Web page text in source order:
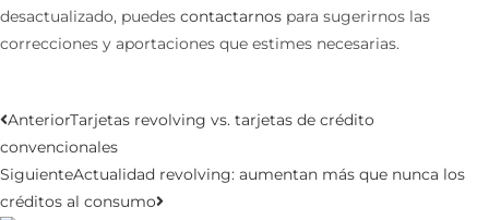
desactualizado, puedes contactarnos para sugerirnos las
correcciones y aportaciones que estimes necesarias.
AnteriorTarjetas revolving vs. tarjetas de crédito
convencionales
SiguienteActualidad revolving: aumentan más que nunca los
créditos al consumo